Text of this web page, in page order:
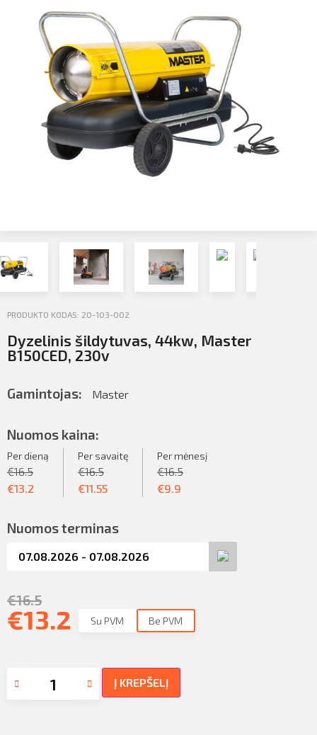
Kontaktai
Atsijungti SIŲSTI
PRODUKTO KODAS: 20-103-002
Dyzelinis šildytuvas, 44kw, Master
B150CED, 230v
Gamintojas: Master
Nuomos kaina:
Per dieną
€16.5
€13.2
Per savaitę
€16.5
€11.55
Per mėnesį
€16.5
€9.9
Nuomos terminas
€16.5
€13.2 Su PVM Be PVM
Į KREPŠELĮ